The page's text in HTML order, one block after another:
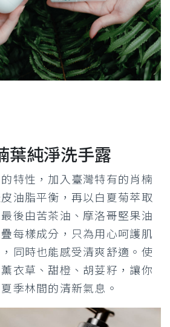
葉純淨洗手露
特性，加入臺灣特有的肖楠
油脂平衡，再以白夏菊萃取
後由苦茶油、摩洛哥堅果油
每樣成分，只為用心呵護肌
同時也能感受清爽舒適。使
衣草、甜橙、胡荽籽，讓你
季林間的清新氣息。